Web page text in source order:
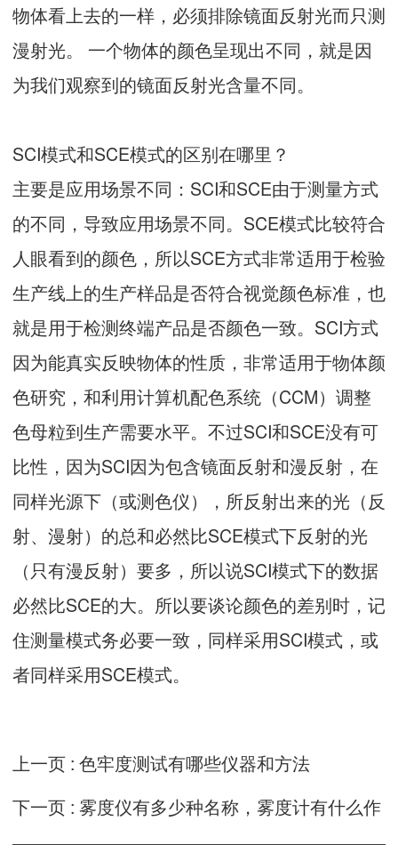
物体看上去的一样，必须排除镜面反射光而只测
漫射光。 一个物体的颜色呈现出不同，就是因
为我们观察到的镜面反射光含量不同。
SCI模式和SCE模式的区别在哪里？
主要是应用场景不同：SCI和SCE由于测量方式
的不同，导致应用场景不同。SCE模式比较符合
人眼看到的颜色，所以SCE方式非常适用于检验
生产线上的生产样品是否符合视觉颜色标准，也
就是用于检测终端产品是否颜色一致。SCI方式
因为能真实反映物体的性质，非常适用于物体颜
色研究，和利用计算机配色系统（CCM）调整
色母粒到生产需要水平。不过SCI和SCE没有可
比性，因为SCI因为包含镜面反射和漫反射，在
同样光源下（或测色仪），所反射出来的光（反
射、漫射）的总和必然比SCE模式下反射的光
（只有漫反射）要多，所以说SCI模式下的数据
必然比SCE的大。所以要谈论颜色的差别时，记
住测量模式务必要一致，同样采用SCI模式，或
者同样采用SCE模式。
上一页 : 色牢度测试有哪些仪器和方法
下一页 : 雾度仪有多少种名称，雾度计有什么作